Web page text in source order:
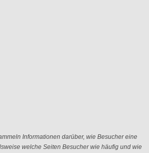
Informationen darüber, wie Besucher eine
welche Seiten Besucher wie häufig und wie